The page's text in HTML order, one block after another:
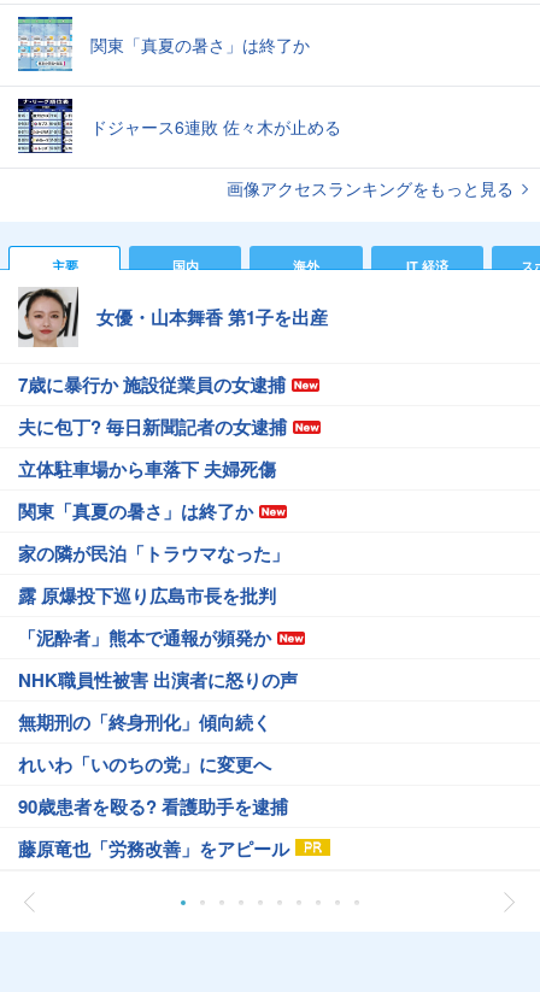
関東「真夏の暑さ」は終了か
ドジャース6連敗 佐々木が止める
画像アクセスランキングをもっと見る
主要 国内 海外 IT 経済 ス
女優・山本舞香 第1子を出産
7歳に暴行か 施設従業員の女逮捕
夫に包丁? 毎日新聞記者の女逮捕
立体駐車場から車落下 夫婦死傷
関東「真夏の暑さ」は終了か
家の隣が民泊「トラウマなった」
露 原爆投下巡り広島市長を批判
「泥酔者」熊本で通報が頻発か
NHK職員性被害 出演者に怒りの声
無期刑の「終身刑化」傾向続く
れいわ「いのちの党」に変更へ
90歳患者を殴る? 看護助手を逮捕
藤原竜也「労務改善」をアピール